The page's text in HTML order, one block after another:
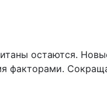
остаются.
факторами.